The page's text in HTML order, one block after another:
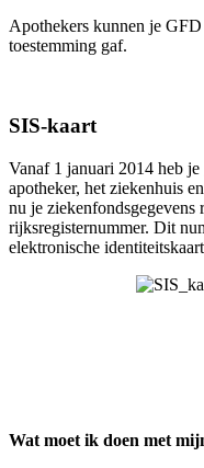
Apothekers kunnen je
toestemming gaf.
SIS-kaart
Vanaf 1 januari 2014 heb
apotheker, het ziekenhuis
nu je ziekenfondsgegevens
rijksregisternummer. Dit
elektronische
Wat moet ik doen met